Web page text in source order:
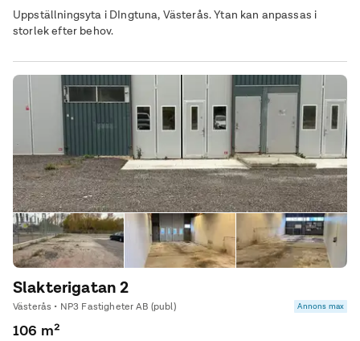
Uppställningsyta i DIngtuna, Västerås. Ytan kan anpassas i
storlek efter behov.
Slakterigatan 2
Västerås • NP3 Fastigheter AB (publ) Annons max
106 m²